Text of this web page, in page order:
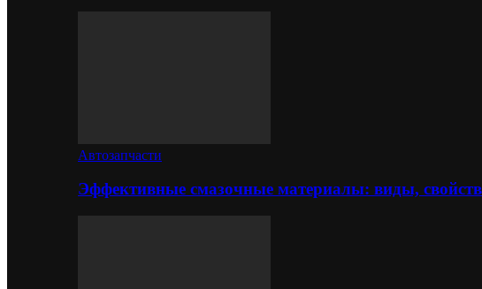
Автозапчасти
Эффективные смазочные материалы: виды,